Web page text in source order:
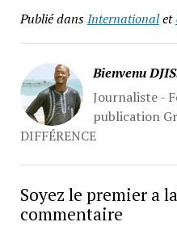
Publié dansInternationalet
Bienvenu
Journaliste -
publication
DIFFÉRENCE
Soyez le premier a
commentaire